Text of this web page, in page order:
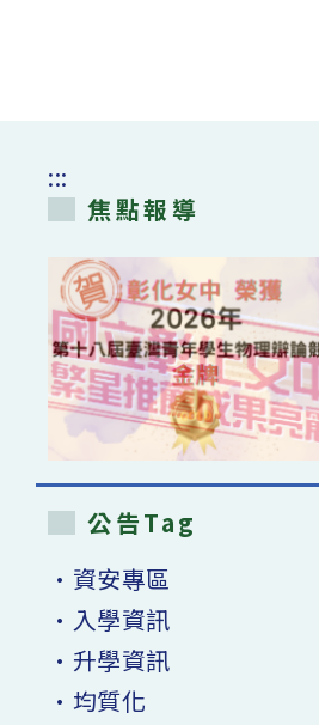
:::
焦點報導
公告Tag
•資安專區
•入學資訊
•升學資訊
•均質化